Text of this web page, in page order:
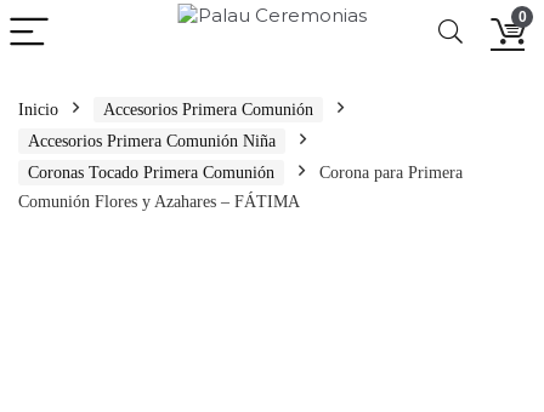
0
Inicio
Accesorios Primera Comunión
Accesorios Primera Comunión Niña
Coronas Tocado Primera Comunión
Corona para Primera
Comunión Flores y Azahares – FÁTIMA